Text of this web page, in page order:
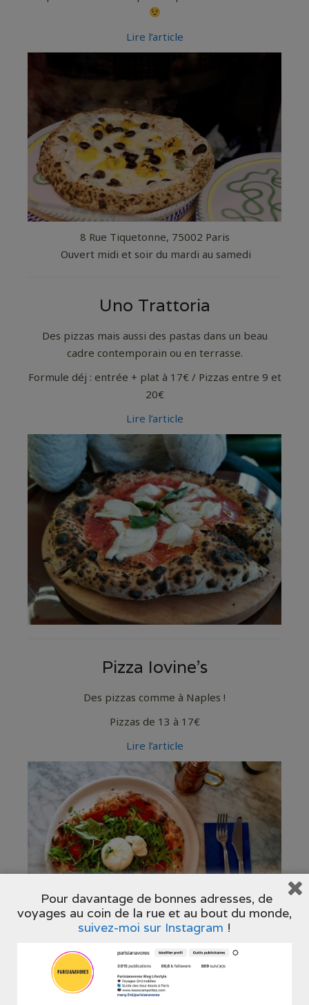
Lire l’article
8 Rue Tiquetonne, 75002 Paris
Ouvert midi et soir du mardi au samedi
Uno Trattoria
Des pizzas mais aussi des pastas dans un beau
cadre contemporain ou en terrasse.
Formule déj : entrée + plat à 17€ / Pizzas entre 9 et
20€
Lire l’article
Pizza Iovine’s
Des pizzas comme à Naples !
Pizzas de 13 à 17€
Lire l’article
7 bis, rue du Colonel Driant, 75001 Paris
Ouvert tous les jours midi et soir
Pour davantage de bonnes adresses, de
voyages au coin de la rue et au bout du monde,
suivez-moi sur Instagram !